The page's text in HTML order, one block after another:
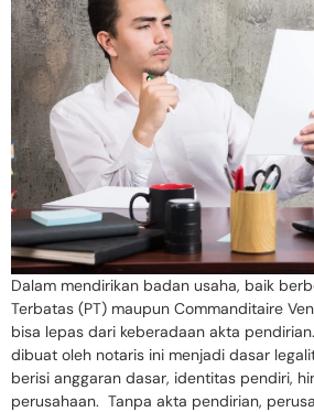
Dalam mendirikan badan usaha, baik
Terbatas (PT) maupun Commanditaire
bisa lepas dari keberadaan akta
dibuat oleh notaris ini menjadi dasar
berisi anggaran dasar, identitas pendiri,
perusahaan. Tanpa akta pendirian,